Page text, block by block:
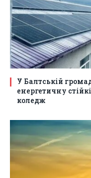
У Балтській
енергетичну
коледж